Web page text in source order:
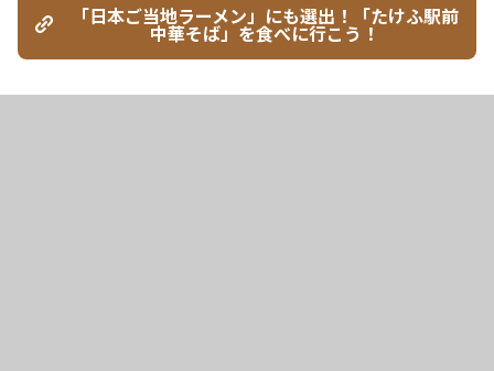
「日本ご当地ラーメン」にも選出！「たけふ駅前
中華そば」を食べに行こう！